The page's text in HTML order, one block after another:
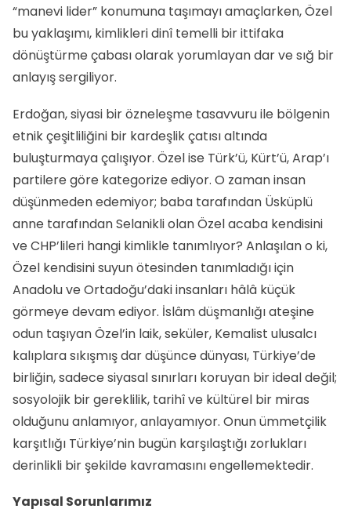
“manevi lider” konumuna taşımayı amaçlarken, Özel
bu yaklaşımı, kimlikleri dinî temelli bir ittifaka
dönüştürme çabası olarak yorumlayan dar ve sığ bir
anlayış sergiliyor.
Erdoğan, siyasi bir özneleşme tasavvuru ile bölgenin
etnik çeşitliliğini bir kardeşlik çatısı altında
buluşturmaya çalışıyor. Özel ise Türk’ü, Kürt’ü, Arap’ı
partilere göre kategorize ediyor. O zaman insan
düşünmeden edemiyor; baba tarafından Üsküplü
anne tarafından Selanikli olan Özel acaba kendisini
ve CHP’lileri hangi kimlikle tanımlıyor? Anlaşılan o ki,
Özel kendisini suyun ötesinden tanımladığı için
Anadolu ve Ortadoğu’daki insanları hâlâ küçük
görmeye devam ediyor. İslâm düşmanlığı ateşine
odun taşıyan Özel’in laik, seküler, Kemalist ulusalcı
kalıplara sıkışmış dar düşünce dünyası, Türkiye’de
birliğin, sadece siyasal sınırları koruyan bir ideal değil;
sosyolojik bir gereklilik, tarihî ve kültürel bir miras
olduğunu anlamıyor, anlayamıyor. Onun ümmetçilik
karşıtlığı Türkiye’nin bugün karşılaştığı zorlukları
derinlikli bir şekilde kavramasını engellemektedir.
Yapısal Sorunlarımız